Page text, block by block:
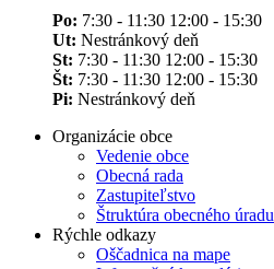
Po: 7:30 - 11:30 12:00 - 15:30
Ut: Nestránkový deň
St: 7:30 - 11:30 12:00 - 15:30
Št: 7:30 - 11:30 12:00 - 15:30
Pi: Nestránkový deň
Organizácie obce
Vedenie obce
Obecná rada
Zastupiteľstvo
Štruktúra obecného úradu
Rýchle odkazy
Oščadnica na mape